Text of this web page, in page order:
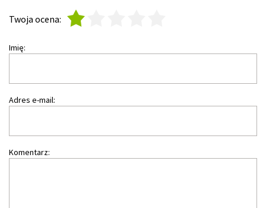
Twoja ocena:
Imię:
Adres e-mail:
Komentarz: